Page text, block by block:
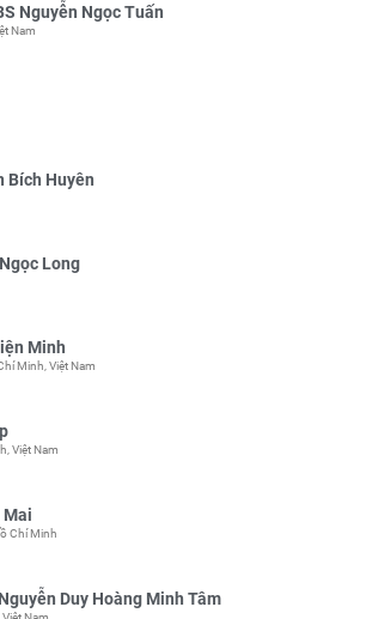
Nguyễn Ngọc Tuấn
Nam
Bích Huyên
Long
Minh
Minh, Việt Nam
Việt Nam
Mai
Chí Minh
Duy Hoàng Minh Tâm